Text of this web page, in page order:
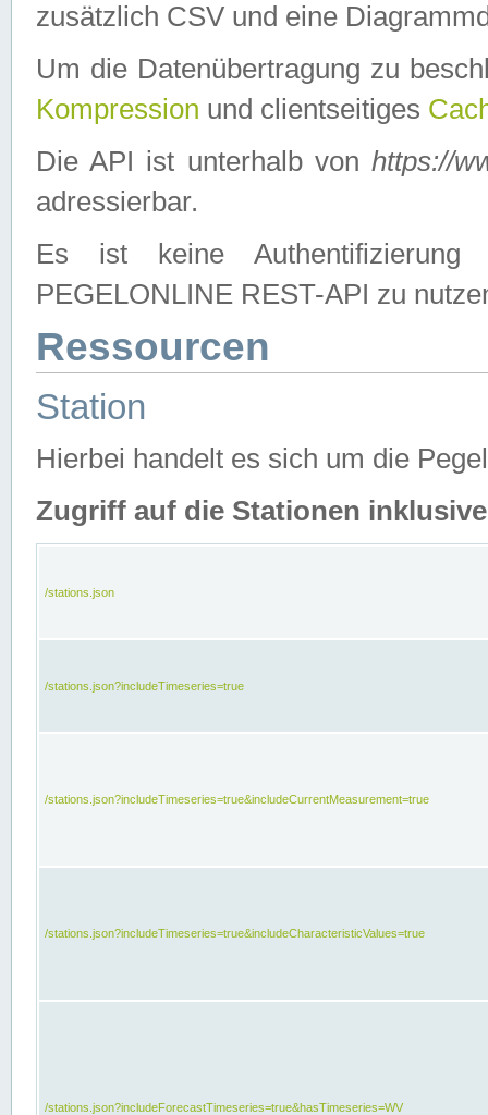
zusätzlich CSV und eine
Um die Datenübertragung zu
Kompression und clientseitiges
Die API ist unterhalb von https://
adressierbar.
Es ist keine
PEGELONLINE REST-API zu
Ressourcen
Station
Hierbei handelt es sich um die
Zugriff auf die Stationen
/stations.json
/stations.json?includeTimeseries=true
/stations.json?includeTimeseries=true&includeCurrentMeasurement=true
/stations.json?includeTimeseries=true&includeCharacteristicValues=true
/stations.json?includeForecastTimeseries=true&hasTimeseries=WV